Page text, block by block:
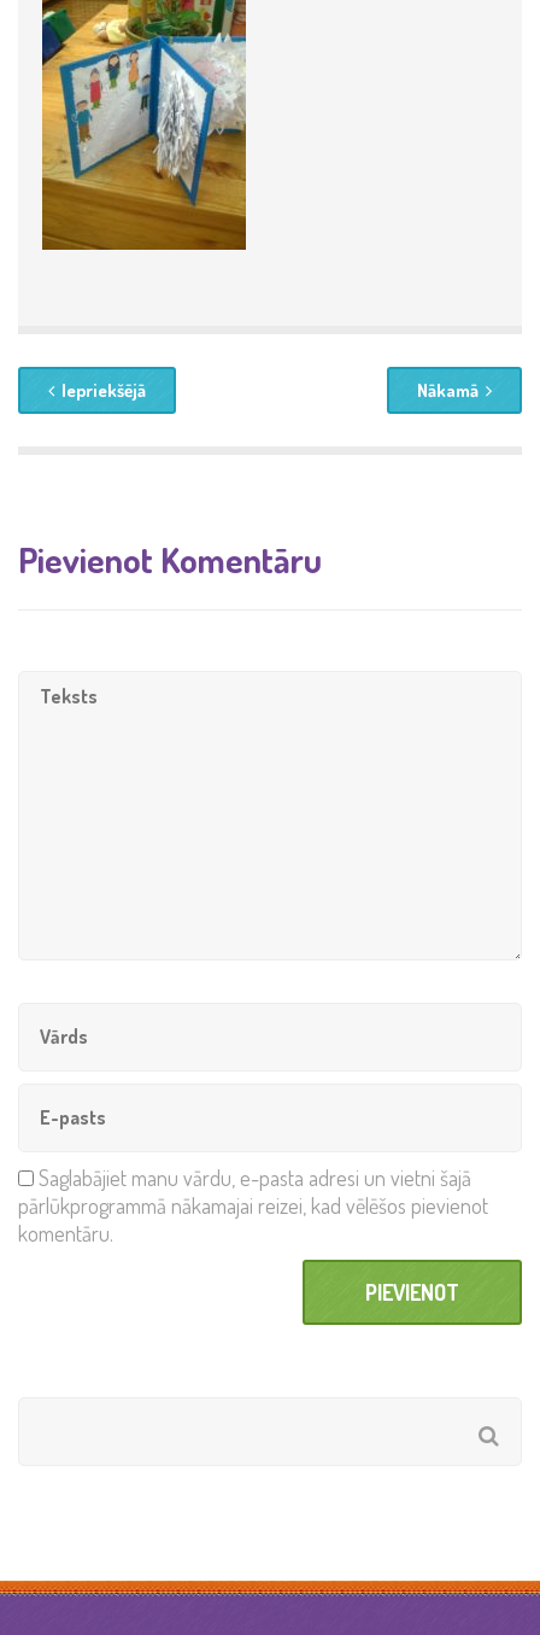
Iepriekšējā Nākamā
Pievienot Komentāru
Saglabājiet manu vārdu, e-pasta adresi un vietni šajā
pārlūkprogrammā nākamajai reizei, kad vēlēšos pievienot
komentāru.